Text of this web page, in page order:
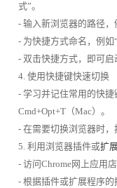
式”。
- 输入新浏览器的路径，
- 为快捷方式命名，例如
- 双击快捷方式，即可启
4. 使用快捷键快速切换
- 学习并记住常用的快
Cmd+Opt+T（Mac）。
- 在需要切换浏览器时，
5. 利用浏览器插件或扩
- 访问Chrome网上应用
- 根据插件或扩展程序的